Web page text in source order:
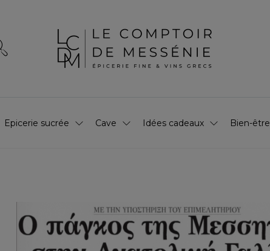
Epicerie sucrée Cave Idées cadeaux Bien-être